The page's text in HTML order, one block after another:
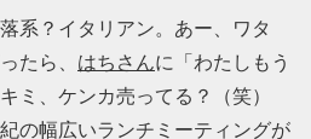
系？イタリアン。あー、ワタ
たら、 はちさんに「わたしもう
ミ、ケンカ売ってる？（笑）
の幅広いランチミーティングが